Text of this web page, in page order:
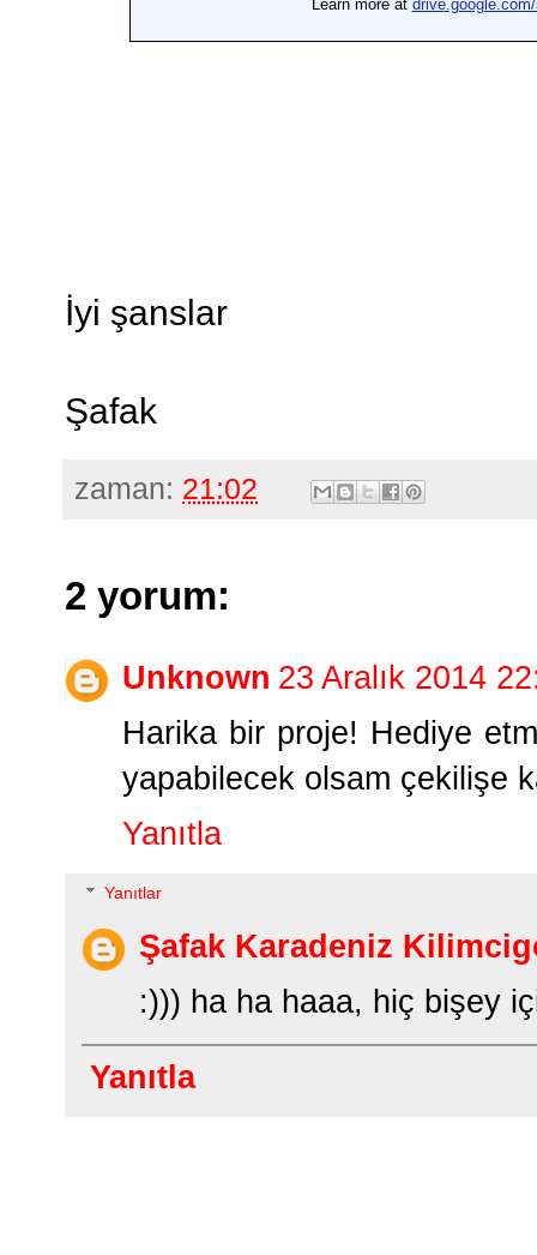
İyi şanslar
Şafak
zaman: 21:02
2 yorum:
Unknown 23 Aralık 2014
Harika bir proje! Hediye
yapabilecek olsam çekilişe
Yanıtla
Yanıtlar
Şafak Karadeniz
:))) ha ha haaa, hiç bişey
Yanıtla